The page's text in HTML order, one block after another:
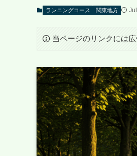
ランニングコース 関東地方
当ページのリンクには